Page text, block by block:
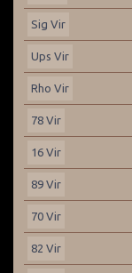
Sig Vir
Ups Vir
Rho Vir
78 Vir
16 Vir
89 Vir
70 Vir
82 Vir